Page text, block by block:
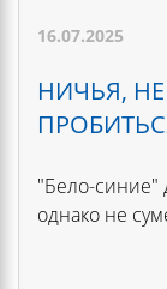
16.07.2025
НИЧЬЯ,
"Бело-синие"
однако не